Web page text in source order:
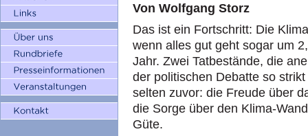
Von Wolfgang Storz
Das ist ein Fortschritt: Die
wenn alles gut geht sogar um
Jahr. Zwei Tatbestände, die
der politischen Debatte so
selten zuvor: die Freude über
die Sorge über den Klima-
Güte.